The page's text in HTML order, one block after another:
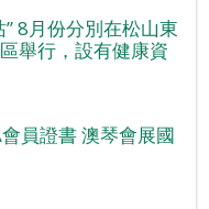
8月份分別在松山東
舉行，設有健康資
員證書 澳琴會展國